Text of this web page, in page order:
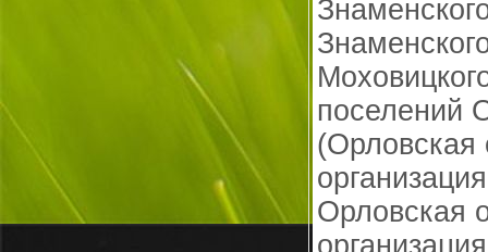
поселений
(Орловская
Орловская